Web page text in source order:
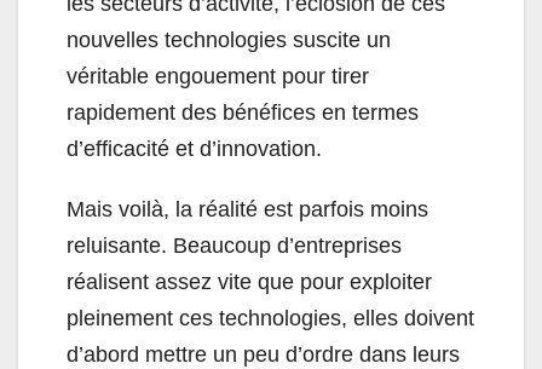
nouvelles technologies suscite un
véritable engouement pour tirer
rapidement des bénéfices en termes
d’efficacité et d’innovation.
Mais voilà, la réalité est parfois moins
reluisante. Beaucoup d’entreprises
réalisent assez vite que pour exploiter
pleinement ces technologies, elles doivent
d’abord mettre un peu d’ordre dans leurs